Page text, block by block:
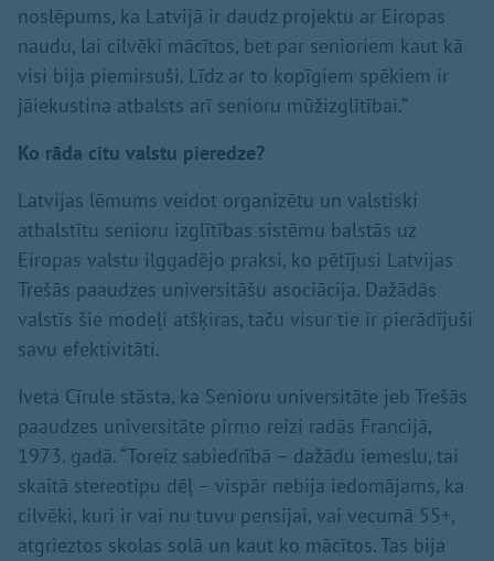
noslēpums, ka Latvijā ir daudz projektu ar Eiropas
naudu, lai cilvēki mācītos, bet par senioriem kaut kā
visi bija piemirsuši. Līdz ar to kopīgiem spēkiem ir
jāiekustina atbalsts arī senioru mūžizglītībai.”
Ko rāda citu valstu pieredze?
Latvijas lēmums veidot organizētu un valstiski
atbalstītu senioru izglītības sistēmu balstās uz
Eiropas valstu ilggadējo praksi, ko pētījusi Latvijas
Trešās paaudzes universitāšu asociācija. Dažādās
valstīs šie modeļi atšķiras, taču visur tie ir pierādījuši
savu efektivitāti.
Iveta Cīrule stāsta, ka Senioru universitāte jeb Trešās
paaudzes universitāte pirmo reizi radās Francijā,
1973. gadā. “Toreiz sabiedrībā – dažādu iemeslu, tai
skaitā stereotipu dēļ – vispār nebija iedomājams, ka
cilvēki, kuri ir vai nu tuvu pensijai, vai vecumā 55+,
atgrieztos skolas solā un kaut ko mācītos. Tas bija